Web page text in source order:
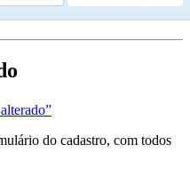
do cadastro, com todos